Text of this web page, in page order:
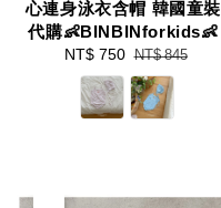
心連身泳衣含帽 韓國童裝
代購👶BINBINforkids👶
Sale
price
NT$ 750 Regular
price
NT$ 845